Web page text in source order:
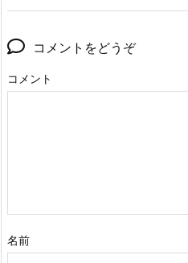
コメントをどうぞ
コメント
名前